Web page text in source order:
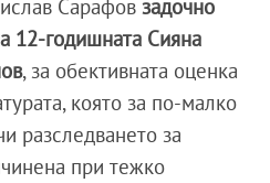
Сарафов задочно
12-годишната Сияна
, за обективната оценка
която за по-малко
разследването за
при тежко